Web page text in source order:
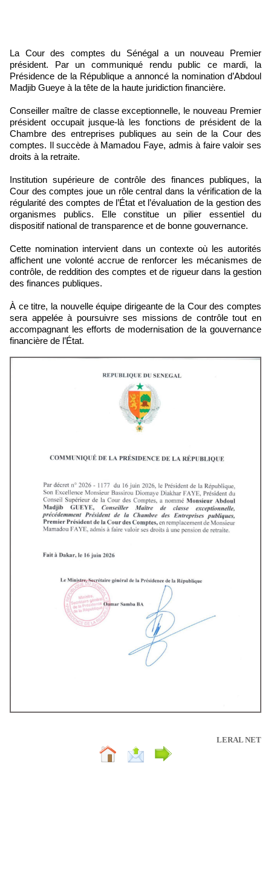
La Cour des comptes du Sénégal a un nouveau Premier
président. Par un communiqué rendu public ce mardi, la
Présidence de la République a annoncé la nomination d’Abdoul
Madjib Gueye à la tête de la haute juridiction financière.
Conseiller maître de classe exceptionnelle, le nouveau Premier
président occupait jusque-là les fonctions de président de la
Chambre des entreprises publiques au sein de la Cour des
comptes. Il succède à Mamadou Faye, admis à faire valoir ses
droits à la retraite.
Institution supérieure de contrôle des finances publiques, la
Cour des comptes joue un rôle central dans la vérification de la
régularité des comptes de l’État et l’évaluation de la gestion des
organismes publics. Elle constitue un pilier essentiel du
dispositif national de transparence et de bonne gouvernance.
Cette nomination intervient dans un contexte où les autorités
affichent une volonté accrue de renforcer les mécanismes de
contrôle, de reddition des comptes et de rigueur dans la gestion
des finances publiques.
À ce titre, la nouvelle équipe dirigeante de la Cour des comptes
sera appelée à poursuivre ses missions de contrôle tout en
accompagnant les efforts de modernisation de la gouvernance
financière de l’État.
LERAL NET